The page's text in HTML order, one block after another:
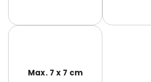
Max. 7 x 7 cm